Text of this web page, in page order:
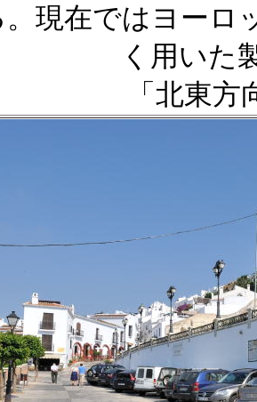
。現在ではヨーロ
く用いた
「北東方